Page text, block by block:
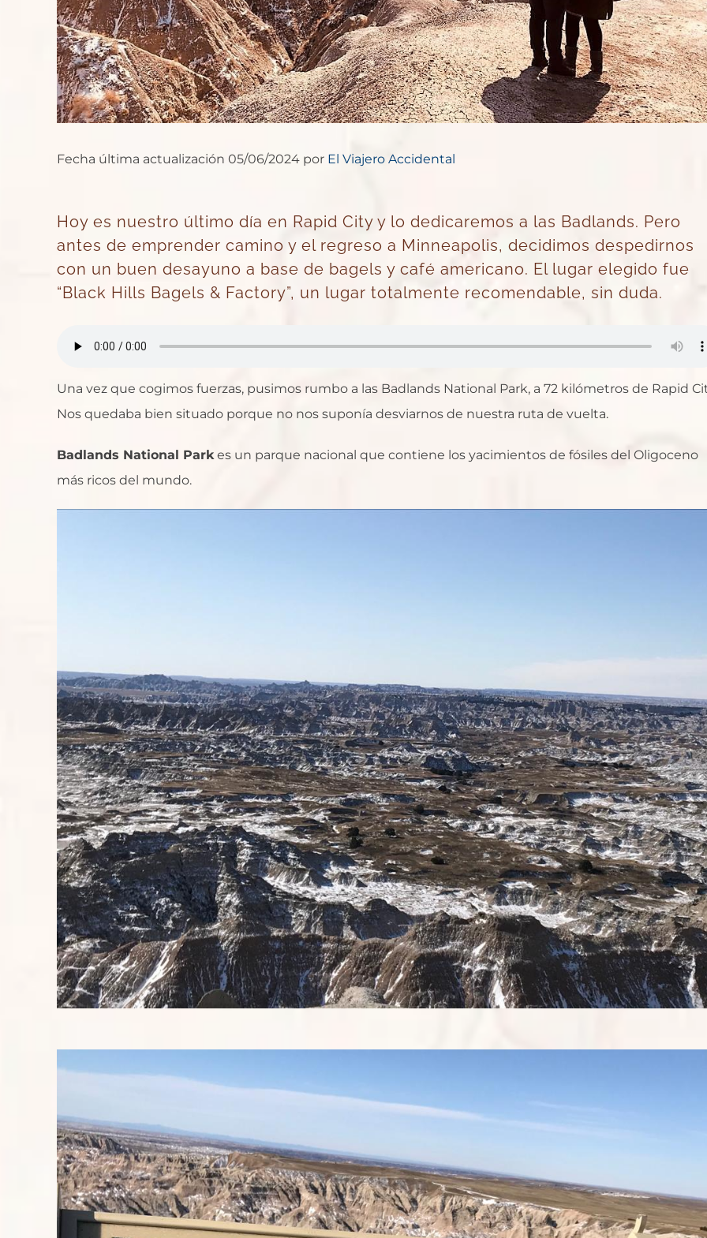
Fecha última actualización 05/06/2024 por El Viajero Accidental
Hoy es nuestro último día en Rapid City y lo dedicaremos a las Badlands. Pero
antes de emprender camino y el regreso a Minneapolis, decidimos despedirnos
con un buen desayuno a base de bagels y café americano. El lugar elegido fue
“Black Hills Bagels & Factory”, un lugar totalmente recomendable, sin duda.
Una vez que cogimos fuerzas, pusimos rumbo a las Badlands National Park, a 72 kilómetros de Rapid
Nos quedaba bien situado porque no nos suponía desviarnos de nuestra ruta de vuelta.
Badlands National Parkes un parque nacional que contiene los yacimientos de fósiles del Oligoceno
más ricos del mundo.